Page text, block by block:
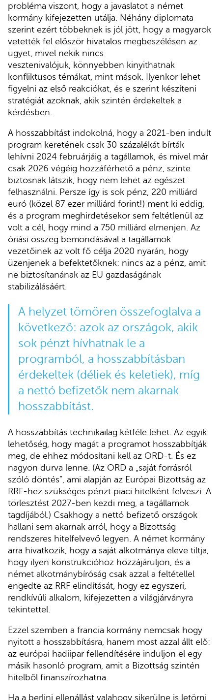
probléma viszont, hogy a javaslatot a német
kormány kifejezetten utálja. Néhány diplomata
szerint ezért többeknek is jól jött, hogy a magyarok
vetették fel először hivatalos megbeszélésen az
ügyet, mivel nekik nincs
vesztenivalójuk, könnyebben kinyithatnak
konfliktusos témákat, mint mások. Ilyenkor lehet
figyelni az első reakciókat, és e szerint készíteni
stratégiát azoknak, akik szintén érdekeltek a
kérdésben.
A hosszabbítást indokolná, hogy a 2021-ben indult
program keretének csak 30 százalékát bírták
lehívni 2024 februárjáig a tagállamok, és mivel már
csak 2026 végéig hozzáférhető a pénz, szinte
biztosnak látszik, hogy nem lehet az egészet
felhasználni. Persze így is sok pénz, 220 milliárd
euró (közel 87 ezer milliárd forint!) ment ki eddig,
és a program meghirdetésekor sem feltétlenül az
volt a cél, hogy mind a 750 milliárd elmenjen. Az
óriási összeg bemondásával a tagállamok
vezetőinek az volt fő célja 2020 nyarán, hogy
üzenjenek a befektetőknek: nincs az a pénz, amit
ne biztosítanának az EU gazdaságának
stabilizálásáért.
A helyzet tömören összefoglalva a
következő: azok az országok, akik
sok pénzt hívhatnak le a
programból, a hosszabbításban
érdekeltek (déliek és keletiek), míg
a nettó befizetők nem akarnak
hosszabbítást.
A hosszabbítás technikailag kétféle lehet. Az egyik
lehetőség, hogy magát a programot hosszabbítják
meg, de ehhez módosítani kell az ORD-t. És ez
nagyon durva lenne. (Az ORD a „saját forrásról
szóló döntés”, ami alapján az Európai Bizottság az
RRF-hez szükséges pénzt piaci hitelként felveszi. A
törlesztést 2027-ben kezdi meg, a tagállamok
tagdíjából.) Csakhogy a nettó befizető országok
hallani sem akarnak arról, hogy a Bizottság
rendszeres hitelfelvevő legyen. A német kormány
arra hivatkozik, hogy a saját alkotmánya eleve tiltja,
hogy ilyen konstrukcióhoz hozzájáruljon, és a
német alkotmánybíróság csak azzal a feltétellel
engedte az RRF elindítását, hogy ez egyszeri,
rendkívüli alkalom, kifejezetten a világjárványra
tekintettel.
Ezzel szemben a francia kormány nemcsak hogy
nyitott a hosszabbításra, hanem most azzal állt elő:
az európai hadiipar fellendítésére induljon el egy
másik hasonló program, amit a Bizottság szintén
hitelből finanszírozhatna.
Ha a berlini ellenállást valahogy sikerülne is letörni,